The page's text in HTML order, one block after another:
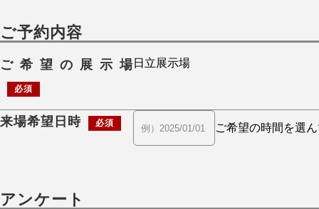
ご予約内容
ご希望の展示場
必須
来場希望日時 必須
アンケート